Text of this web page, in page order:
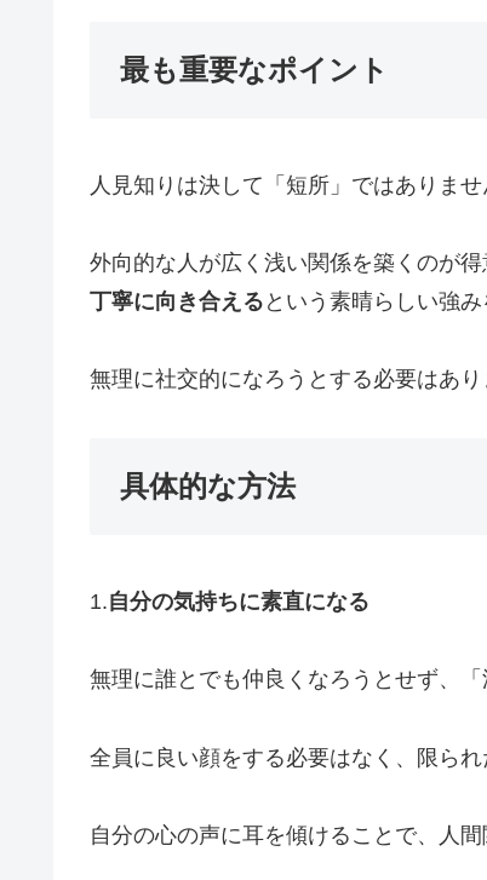
最も重要なポイント
人見知りは決して「短所」ではありませ
外向的な人が広く浅い関係を築くのが
丁寧に向き合える という素晴らしい強み
無理に社交的になろうとする必要はあり
具体的な方法
1.自分の気持ちに素直になる
無理に誰とでも仲良くなろうとせず、
全員に良い顔をする必要はなく、限ら
自分の心の声に耳を傾けることで、人